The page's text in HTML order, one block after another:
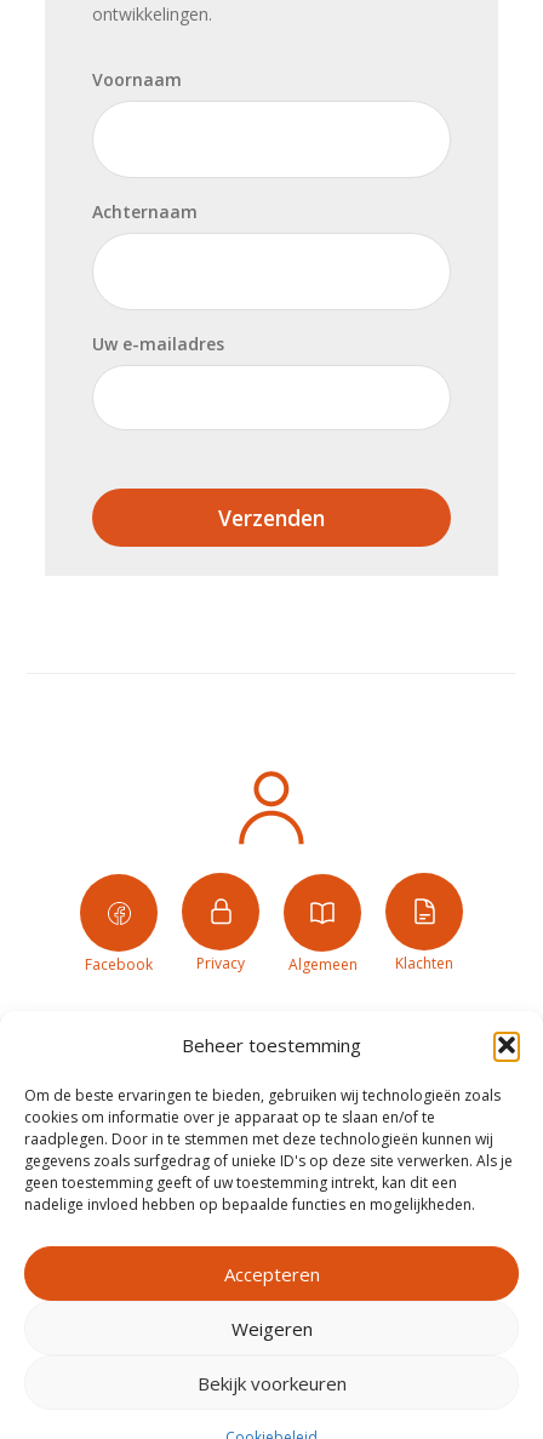
Beheer toestemming
Om de beste ervaringen te bieden, gebruiken wij technologieën zoals
cookies om informatie over je apparaat op te slaan en/of te
raadplegen. Door in te stemmen met deze technologieën kunnen wij
gegevens zoals surfgedrag of unieke ID's op deze site verwerken. Als je
geen toestemming geeft of uw toestemming intrekt, kan dit een
nadelige invloed hebben op bepaalde functies en mogelijkheden.
Accepteren
Weigeren
Bekijk voorkeuren
ontwikkelingen.
Voornaam
Achternaam
Uw e-mailadres
Verzenden
Facebook Privacy Algemeen Klachten